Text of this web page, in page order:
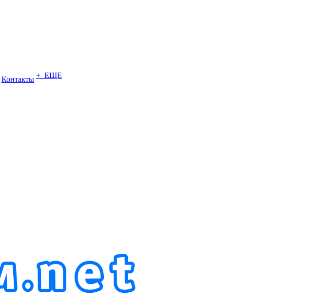
Контакты + ЕЩЕ